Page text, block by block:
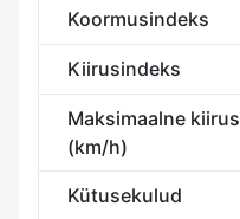
Koormusindeks
Kiirusindeks
Maksimaalne kiirus
(km/h)
Kütusekulud